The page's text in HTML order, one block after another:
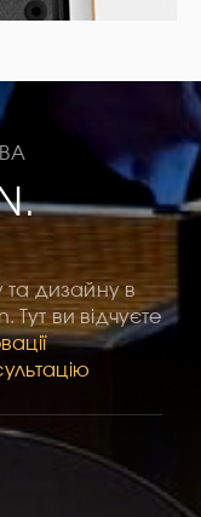
та дизайну в
ви відчуєте